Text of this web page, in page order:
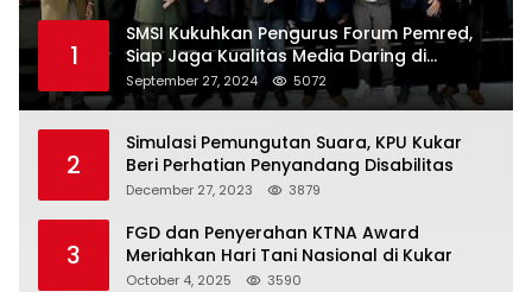
1
SMSI Kukuhkan Pengurus Forum Pemred,
Siap Jaga Kualitas Media Daring di
Indonesia
September 27, 2024 5072
2
Simulasi Pemungutan Suara, KPU Kukar
Beri Perhatian Penyandang Disabilitas
December 27, 2023 3879
3
FGD dan Penyerahan KTNA Award
Meriahkan Hari Tani Nasional di Kukar
October 4, 2025 3590